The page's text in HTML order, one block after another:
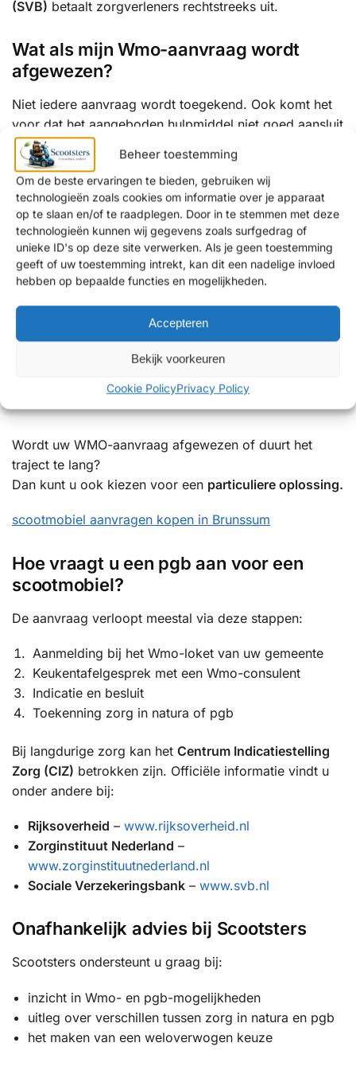
Beheer toestemming
Om de beste ervaringen te bieden, gebruiken wij
technologieën zoals cookies om informatie over je apparaat
op te slaan en/of te raadplegen. Door in te stemmen met deze
technologieën kunnen wij gegevens zoals surfgedrag of
unieke ID's op deze site verwerken. Als je geen toestemming
geeft of uw toestemming intrekt, kan dit een nadelige invloed
hebben op bepaalde functies en mogelijkheden.
Accepteren
Bekijk voorkeuren
Cookie PolicyPrivacy Policy
(SVB) betaalt zorgverleners rechtstreeks uit.
Wat als mijn Wmo-aanvraag wordt
afgewezen?
Niet iedere aanvraag wordt toegekend. Ook komt het
voor dat het aangeboden hulpmiddel niet goed aansluit
bij uw wensen, bijvoorbeeld op het gebied van
comfort, actieradius of gebruik buitenshuis.
Hoewel wij geen showroom in Brunssum hebben,
kiezen veel klanten uit Brunssum ervoor onze
showroom inAmsterdam (Noord-Holland)ofKrimpen
aan de Lek (Zuid-Holland)te bezoeken voor
persoonlijk advies over passende alternatieven.
In sommige situaties kan het
zijn om (gedeeltelijk) zelf een scootmobiel aan te
schaffen, bijvoorbeeld om een eigen bijdrage te
Wordt uw WMO-aanvraag afgewezen of duurt het
traject te lang?
Dan kunt u ook kiezen voor een particuliere oplossing.
scootmobiel aanvragen kopen in Brunssum
Hoe vraagt u een pgb aan voor een
scootmobiel?
De aanvraag verloopt meestal via deze stappen:
Aanmelding bij het Wmo-loket van uw gemeente
Keukentafelgesprek met een Wmo-consulent
Indicatie en besluit
Toekenning zorg in natura of pgb
Bij langdurige zorg kan het Centrum Indicatiestelling
Zorg (CIZ) betrokken zijn. Officiële informatie vindt u
onder andere bij:
Rijksoverheid – www.rijksoverheid.nl
Zorginstituut Nederland –
www.zorginstituutnederland.nl
Sociale Verzekeringsbank – www.svb.nl
Onafhankelijk advies bij Scootsters
Scootsters ondersteunt u graag bij:
inzicht in Wmo- en pgb-mogelijkheden
uitleg over verschillen tussen zorg in natura en pgb
het maken van een weloverwogen keuze